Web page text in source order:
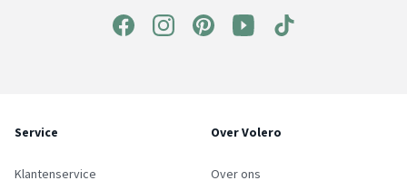
Service
Klantenservice
Over Volero
Over ons